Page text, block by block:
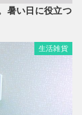
暑い日に役立つ
生活雑貨